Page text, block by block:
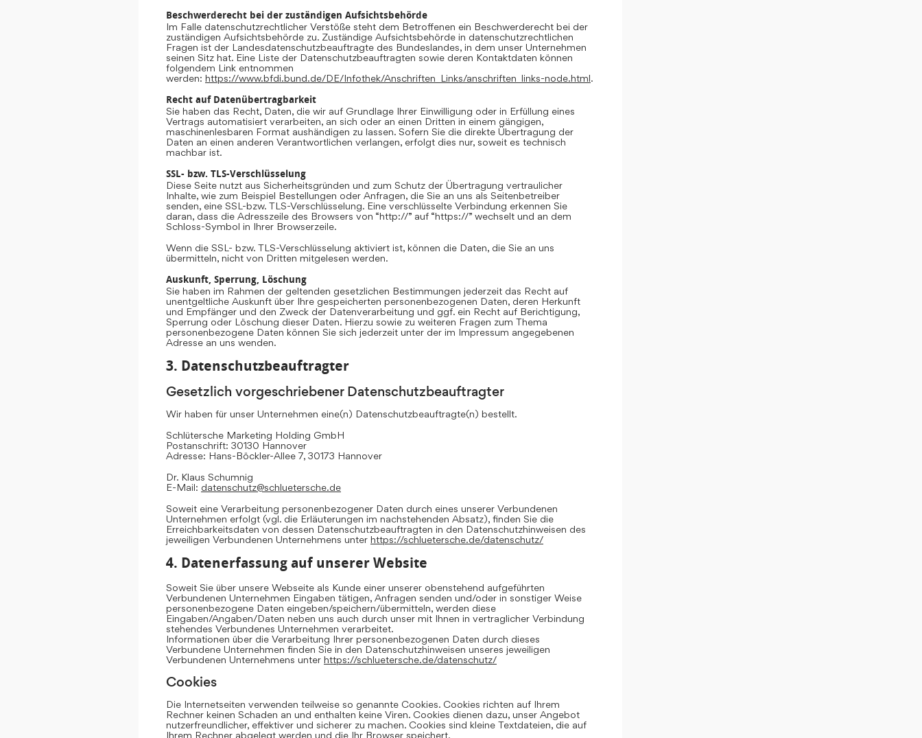
Beschwerderecht bei der zuständigen Aufsichtsbehörde
Im Falle datenschutzrechtlicher Verstöße steht dem Betroffenen ein Beschwerderecht bei der
zuständigen Aufsichtsbehörde zu. Zuständige Aufsichtsbehörde in datenschutzrechtlichen
Fragen ist der Landesdatenschutzbeauftragte des Bundeslandes, in dem unser Unternehmen
seinen Sitz hat. Eine Liste der Datenschutzbeauftragten sowie deren Kontaktdaten können
folgendem Link entnommen
werden: https://www.bfdi.bund.de/DE/Infothek/Anschriften_Links/anschriften_links-node.html.
Recht auf Datenübertragbarkeit
Sie haben das Recht, Daten, die wir auf Grundlage Ihrer Einwilligung oder in Erfüllung eines
Vertrags automatisiert verarbeiten, an sich oder an einen Dritten in einem gängigen,
maschinenlesbaren Format aushändigen zu lassen. Sofern Sie die direkte Übertragung der
Daten an einen anderen Verantwortlichen verlangen, erfolgt dies nur, soweit es technisch
machbar ist.
SSL- bzw. TLS-Verschlüsselung
Diese Seite nutzt aus Sicherheitsgründen und zum Schutz der Übertragung vertraulicher
Inhalte, wie zum Beispiel Bestellungen oder Anfragen, die Sie an uns als Seitenbetreiber
senden, eine SSL-bzw. TLS-Verschlüsselung. Eine verschlüsselte Verbindung erkennen Sie
daran, dass die Adresszeile des Browsers von “http://” auf “https://” wechselt und an dem
Schloss-Symbol in Ihrer Browserzeile.
Wenn die SSL- bzw. TLS-Verschlüsselung aktiviert ist, können die Daten, die Sie an uns
übermitteln, nicht von Dritten mitgelesen werden.
Auskunft, Sperrung, Löschung
Sie haben im Rahmen der geltenden gesetzlichen Bestimmungen jederzeit das Recht auf
unentgeltliche Auskunft über Ihre gespeicherten personenbezogenen Daten, deren Herkunft
und Empfänger und den Zweck der Datenverarbeitung und ggf. ein Recht auf Berichtigung,
Sperrung oder Löschung dieser Daten. Hierzu sowie zu weiteren Fragen zum Thema
personenbezogene Daten können Sie sich jederzeit unter der im Impressum angegebenen
Adresse an uns wenden.
3. Datenschutzbeauftragter
Gesetzlich vorgeschriebener Datenschutzbeauftragter
Wir haben für unser Unternehmen eine(n) Datenschutzbeauftragte(n) bestellt.
Schlütersche Marketing Holding GmbH
Postanschrift: 30130 Hannover
Adresse: Hans-Böckler-Allee 7, 30173 Hannover
Dr. Klaus Schumnig
E-Mail: datenschutz@schluetersche.de
Soweit eine Verarbeitung personenbezogener Daten durch eines unserer Verbundenen
Unternehmen erfolgt (vgl. die Erläuterungen im nachstehenden Absatz), finden Sie die
Erreichbarkeitsdaten von dessen Datenschutzbeauftragten in den Datenschutzhinweisen des
jeweiligen Verbundenen Unternehmens unter https://schluetersche.de/datenschutz/
4. Datenerfassung auf unserer Website
Soweit Sie über unsere Webseite als Kunde einer unserer obenstehend aufgeführten
Verbundenen Unternehmen Eingaben tätigen, Anfragen senden und/oder in sonstiger Weise
personenbezogene Daten eingeben/speichern/übermitteln, werden diese
Eingaben/Angaben/Daten neben uns auch durch unser mit Ihnen in vertraglicher Verbindung
stehendes Verbundenes Unternehmen verarbeitet.
Informationen über die Verarbeitung Ihrer personenbezogenen Daten durch dieses
Verbundene Unternehmen finden Sie in den Datenschutzhinweisen unseres jeweiligen
Verbundenen Unternehmens unter https://schluetersche.de/datenschutz/
Cookies
Die Internetseiten verwenden teilweise so genannte Cookies. Cookies richten auf Ihrem
Rechner keinen Schaden an und enthalten keine Viren. Cookies dienen dazu, unser Angebot
nutzerfreundlicher, effektiver und sicherer zu machen. Cookies sind kleine Textdateien, die auf
Ihrem Rechner abgelegt werden und die Ihr Browser speichert.